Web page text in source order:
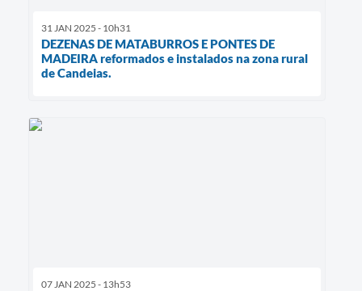
31 JAN 2025 - 10h31
DEZENAS DE MATABURROS E PONTES DE
MADEIRA reformados e instalados na zona rural
de Candeias.
07 JAN 2025 - 13h53